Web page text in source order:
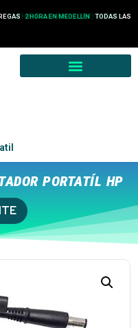
2 HORA EN MEDELLÍN
24 HORAS EN COLOMBIATODAS LAS
PORTATÍL HP